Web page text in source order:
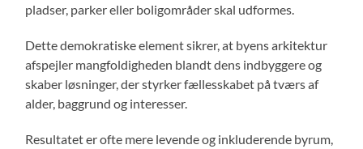
pladser, parker eller boligområder skal udformes.
Dette demokratiske element sikrer, at byens arkitektur
afspejler mangfoldigheden blandt dens indbyggere og
skaber løsninger, der styrker fællesskabet på tværs af
alder, baggrund og interesser.
Resultatet er ofte mere levende og inkluderende byrum,